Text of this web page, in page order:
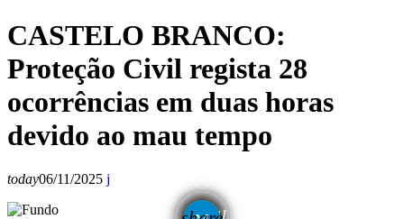
CASTELO BRANCO:
Proteção Civil regista 28
ocorrências em duas horas
devido ao mau tempo
today06/11/2025